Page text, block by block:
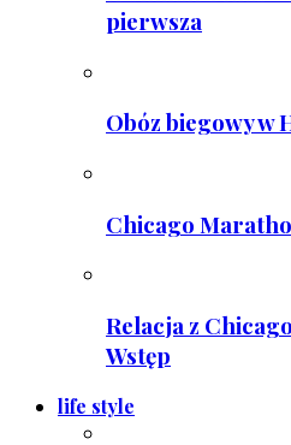
pierwsza
Obóz biegowy w
Chicago
Relacja z
Wstęp
life style